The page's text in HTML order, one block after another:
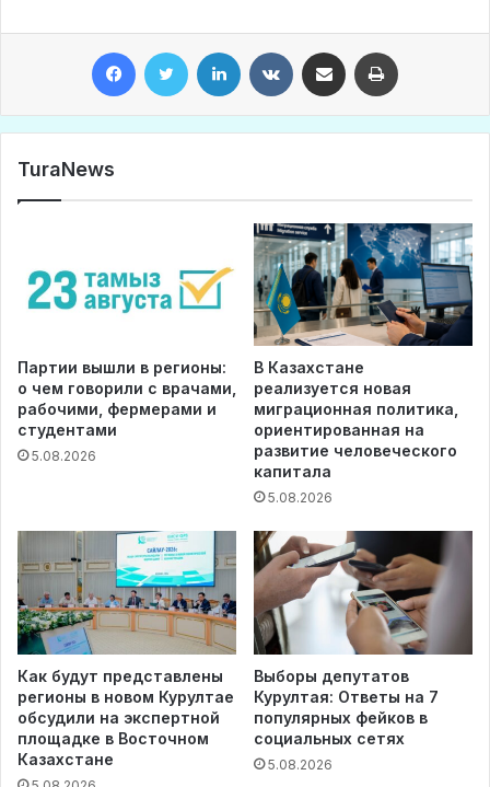
TuraNews
Партии вышли в регионы:
о чем говорили с врачами,
рабочими, фермерами и
студентами
5.08.2026
В Казахстане
реализуется новая
миграционная политика,
ориентированная на
развитие человеческого
капитала
5.08.2026
Как будут представлены
регионы в новом Курултае
обсудили на экспертной
площадке в Восточном
Казахстане
Выборы депутатов
Курултая: Ответы на 7
популярных фейков в
социальных сетях
5.08.2026